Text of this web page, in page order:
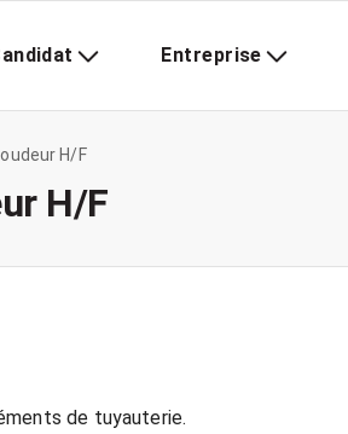
Entreprise
H/F
H/F
de tuyauterie.